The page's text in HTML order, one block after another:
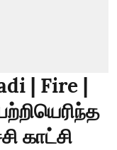
| Fire |
காட்சி